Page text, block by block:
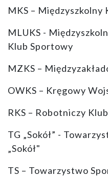
MKS – Międzyszkolny
MLUKS -
Klub Sportowy
MZKS –
OWKS – Kręgowy
RKS – Robotniczy
TG „Sokół” -
„Sokół"
TS – Towarzystwo